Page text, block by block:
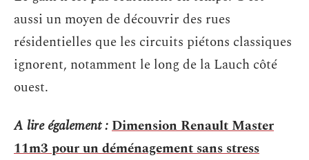
aussi un moyen de découvrir des rues
résidentielles que les circuits piétons classiques
ignorent, notamment le long de la Lauch côté
ouest.
A lire également :Dimension Renault Master
11m3 pour un déménagement sans stress